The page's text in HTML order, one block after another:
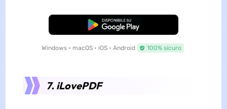
Download Gratis
Windows • macOS • iOS • Android 100% sicuro
7. iLovePDF